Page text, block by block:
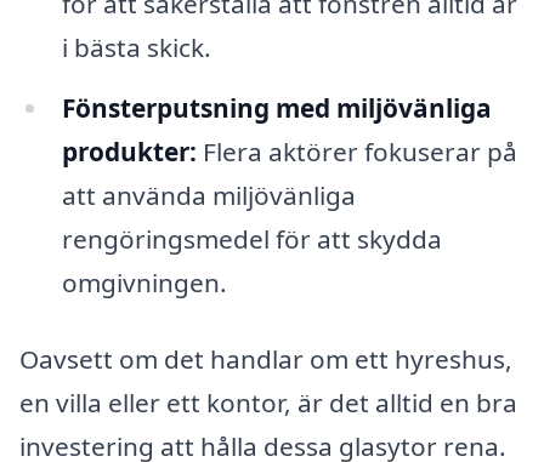
i bästa skick.
Fönsterputsning med miljövänliga
produkter: Flera aktörer fokuserar på
att använda miljövänliga
rengöringsmedel för att skydda
omgivningen.
Oavsett om det handlar om ett hyreshus,
en villa eller ett kontor, är det alltid en bra
investering att hålla dessa glasytor rena.